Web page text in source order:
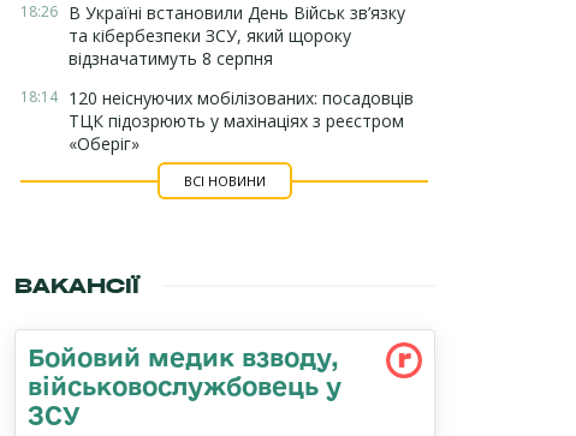
18:26 В Україні встановили День Військ зв’язку
та кібербезпеки ЗСУ, який щороку
відзначатимуть 8 серпня
18:14 120 неіснуючих мобілізованих: посадовців
ТЦК підозрюють у махінаціях з реєстром
«Оберіг»
ВСІ НОВИНИ
ВАКАНСІЇ
Бойовий медик взводу,
військовослужбовець у
ЗСУ